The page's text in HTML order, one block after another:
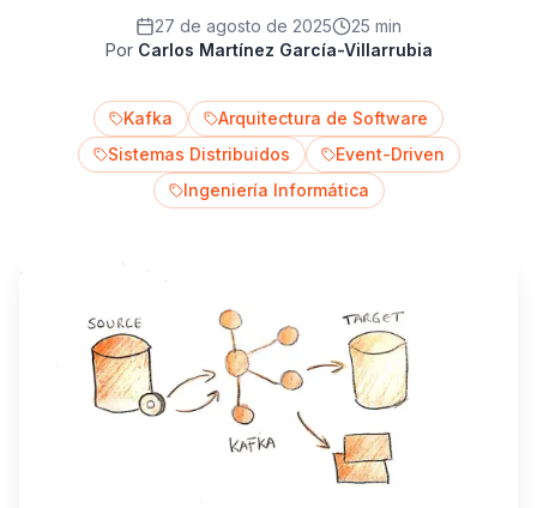
27 de agosto de 2025
25 min
Por Carlos Martínez García-Villarrubia
Kafka
Arquitectura de Software
Sistemas Distribuidos
Event-Driven
Ingeniería Informática